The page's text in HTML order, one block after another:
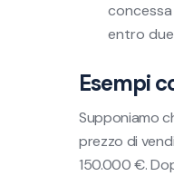
entro
Esempi
Supponiamo
prezzo di
150.000 €.